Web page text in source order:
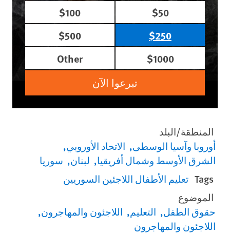
$50
$100
$250
$500
$1000
Other
تبرعوا الآن
المنطقة/البلد
أوروبا وآسيا الوسطى الاتحاد الأوروبي
الشرق الأوسط وشمال أفريقيا
لبنان سوريا
Tags تعليم الأطفال اللاجئين السوريين
الموضوع
حقوق الطفل التعليم اللاجئون والمهاجرون
اللاجئون والمهاجرون